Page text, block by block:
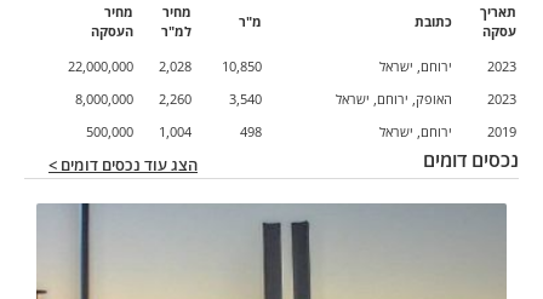
תאריך
עסקה
כתובת מ"ר
מחיר
למ"ר
מחיר
העסקה
2023
ירוחם, ישראל 10,850
2,028
22,000,000
2023
האופק, ירוחם, ישראל 3,540
2,260
8,000,000
2019
ירוחם, ישראל 498
1,004
500,000
נכסים דומים הצג עוד נכסים דומים >